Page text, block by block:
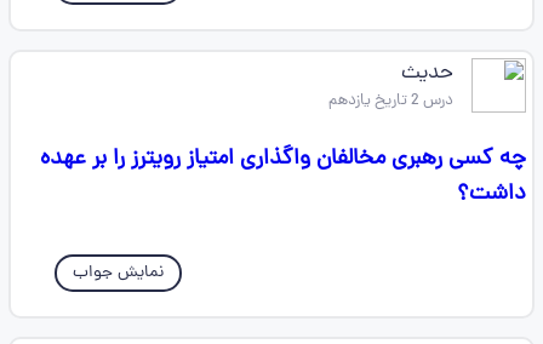
حدیث
درس 2 تاریخ یازدهم
چه کسی رهبری مخالفان واگذاری امتیاز رویترز را بر عهده
داشت؟
نمایش جواب